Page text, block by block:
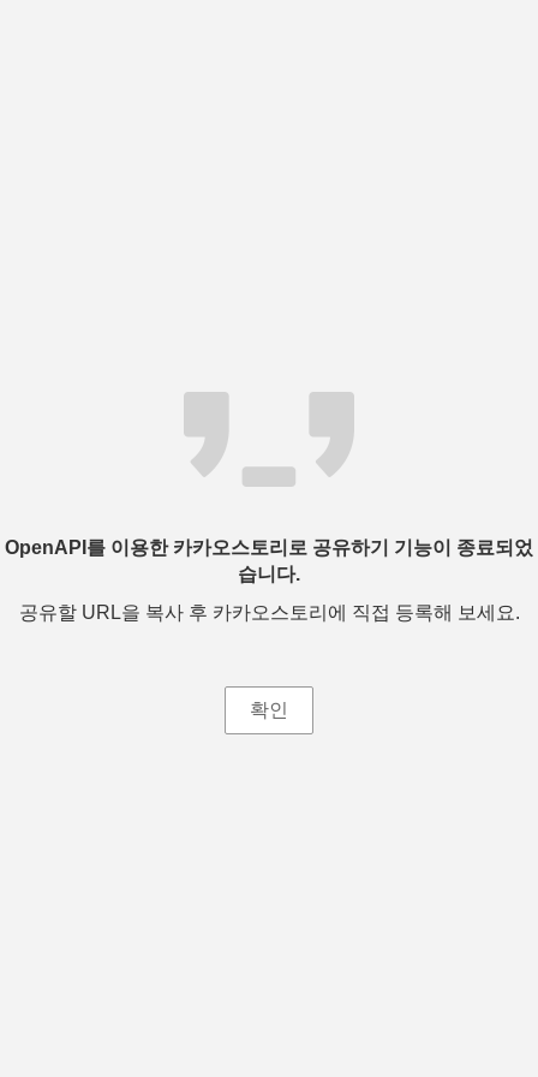
OpenAPI를 이용한 카카오스토리로 공유하기 기능이 종료되었
습니다.
공유할 URL을 복사 후 카카오스토리에 직접 등록해 보세요.
확인